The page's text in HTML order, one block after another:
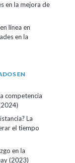
en la mejora de
línea en
en la
EN
competencia
La
el tiempo
en la
(2023)